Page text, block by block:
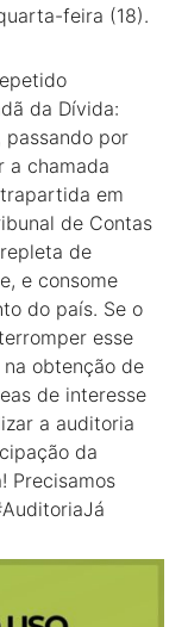
feira (18).
da Dívida:
passando por
a chamada
em
de Contas
de
e consome
do país. Se o
esse
obtenção de
de interesse
a auditoria
da
Precisamos